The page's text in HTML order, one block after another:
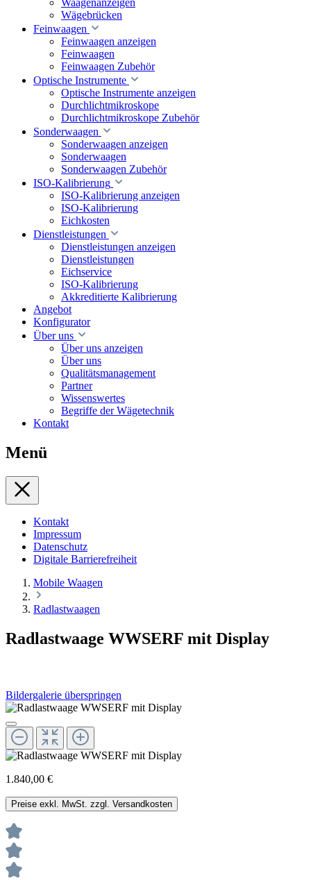
Wägebrücken
Feinwaagen
Feinwaagen anzeigen
Feinwaagen
Feinwaagen Zubehör
Optische Instrumente
Optische Instrumente anzeigen
Durchlichtmikroskope
Durchlichtmikroskope Zubehör
Sonderwaagen
Sonderwaagen anzeigen
Sonderwaagen
Sonderwaagen Zubehör
ISO-Kalibrierung
ISO-Kalibrierung anzeigen
ISO-Kalibrierung
Eichkosten
Dienstleistungen
Dienstleistungen anzeigen
Dienstleistungen
Eichservice
ISO-Kalibrierung
Akkreditierte Kalibrierung
Angebot
Konfigurator
Über uns
Über uns anzeigen
Über uns
Qualitätsmanagement
Partner
Wissenswertes
Begriffe der Wägetechnik
Kontakt
Menü
Kontakt
Impressum
Datenschutz
Digitale Barrierefreiheit
Mobile Waagen
Radlastwaagen
Radlastwaage WWSERF mit Display
Bildergalerie überspringen
1.840,00 €
Preise exkl. MwSt. zzgl. Versandkosten